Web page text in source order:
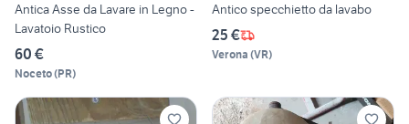
Antica Asse da Lavare in Legno -
Lavatoio Rustico
60 €
Noceto(PR)
Antico specchietto da lavabo
25 €
Verona (VR)